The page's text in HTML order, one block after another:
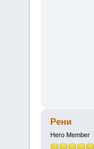
Рени
Hero Member